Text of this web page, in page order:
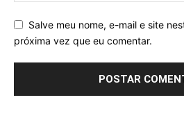
Salve meu nome, e-mail e site
próxima vez que eu comentar.